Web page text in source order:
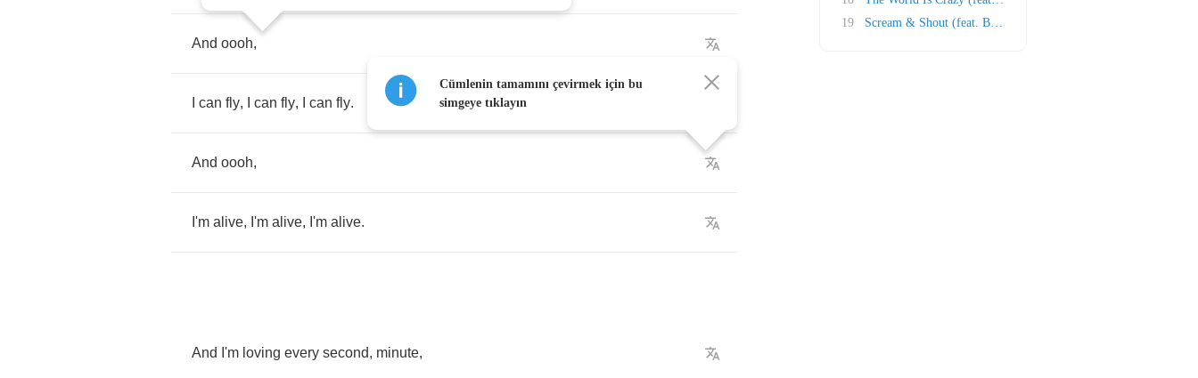
And oooh,
can fly, can fly, can fly.
And oooh,
I'm alive, I'm alive, I'm alive.
And I'm loving every second, minute,
Cümlenin tamamını çevirmek için bu
simgeye tıklayın
19
Scream & Shout (feat. Britney Spears)